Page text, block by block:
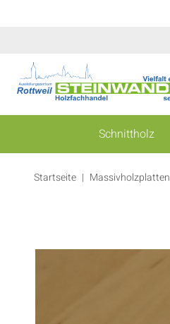
Schnittholz
Startseite Massivholzplatten